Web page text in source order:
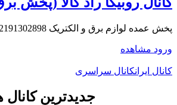
پخش عمده لوازم برق و الکتریک 02191302898
ورود مشاهده
کانال ایرانکانال سراسری
جدیدترین کانال